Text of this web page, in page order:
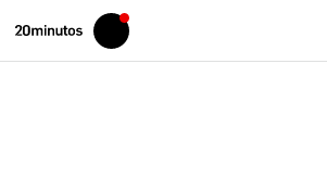
Volver
Iniciar
sesión